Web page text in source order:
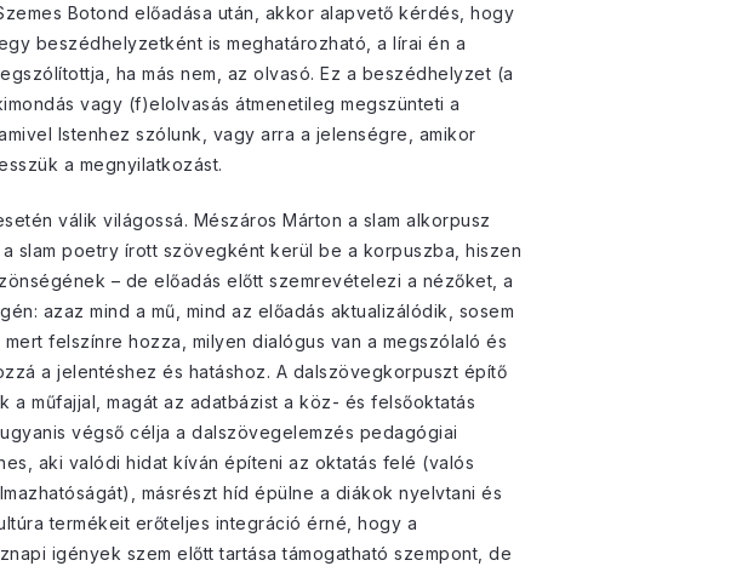
Botond előadása után, akkor alapvető kérdés, hogy
beszédhelyzetként is meghatározható, a lírai én a
ha más nem, az olvasó. Ez a beszédhelyzet (a
vagy (f)elolvasás átmenetileg megszünteti a
Istenhez szólunk, vagy arra a jelenségre, amikor
a megnyilatkozást.
válik világossá. Mészáros Márton a slam alkorpusz
slam poetry írott szövegként kerül be a korpuszba, hiszen
– de előadás előtt szemrevételezi a nézőket, a
azaz mind a mű, mind az előadás aktualizálódik, sosem
felszínre hozza, milyen dialógus van a megszólaló és
a jelentéshez és hatáshoz. A dalszövegkorpuszt építő
műfajjal, magát az adatbázist a köz- és felsőoktatás
végső célja a dalszövegelemzés pedagógiai
aki valódi hidat kíván építeni az oktatás felé (valós
másrészt híd épülne a diákok nyelvtani és
termékeit erőteljes integráció érné, hogy a
igények szem előtt tartása támogatható szempont, de